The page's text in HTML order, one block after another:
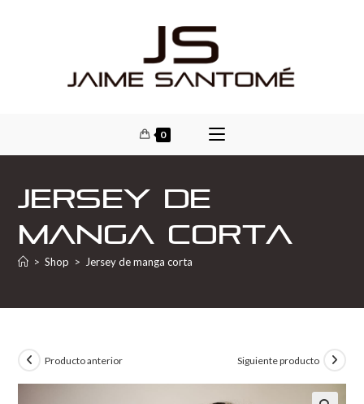
0
Jersey de
manga corta
> Shop > Jersey de manga corta
Producto anterior Siguiente producto